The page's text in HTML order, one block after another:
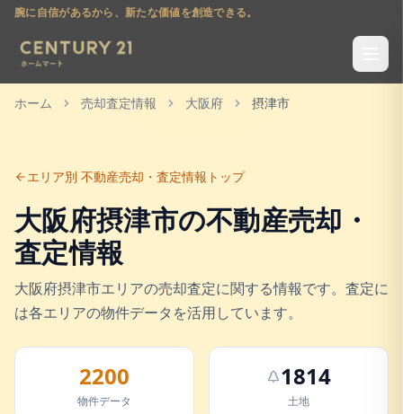
腕に自信があるから、新たな価値を創造できる。
ホーム 売却査定情報 大阪府 摂津市
エリア別 不動産売却・査定情報トップ
大阪府摂津市の不動産売却・
査定情報
大阪府摂津市エリアの売却査定に関する情報です。査定に
は各エリアの物件データを活用しています。
2200
物件データ
1814
土地